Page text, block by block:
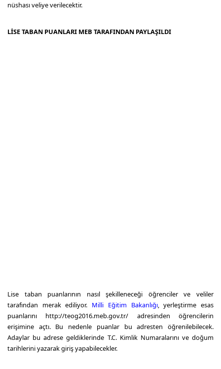
nüshası veliye verilecektir.
LİSE TABAN PUANLARI MEB TARAFINDAN PAYLAŞILDI
Lise taban puanlarının nasıl şekilleneceği öğrenciler ve veliler
tarafından merak ediliyor. Milli Eğitim Bakanlığı, yerleştirme esas
puanlarını http://teog2016.meb.gov.tr/ adresinden öğrencilerin
erişimine açtı. Bu nedenle puanlar bu adresten öğrenilebilecek.
Adaylar bu adrese geldiklerinde T.C. Kimlik Numaralarını ve doğum
tarihlerini yazarak giriş yapabilecekler.